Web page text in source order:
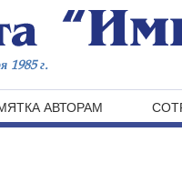
1985 г.
АВТОРАМ